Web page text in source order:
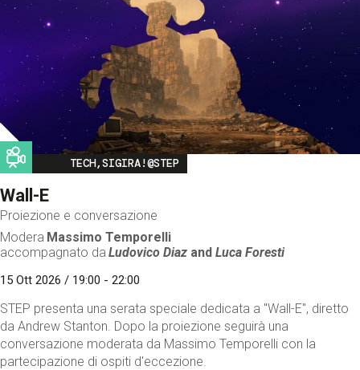
Image
TECH,SIGIRA!@STEP
Wall-E
Proiezione e conversazione
Modera Massimo Temporelli
accompagnato da Ludovico Diaz andLuca Foresti
15 Ott 2026 / 19:00 - 22:00
STEP presenta una serata speciale dedicata a "Wall-E", diretto
da Andrew Stanton. Dopo la proiezione seguirà una
conversazione moderata da Massimo Temporelli con la
partecipazione di ospiti d'eccezione.